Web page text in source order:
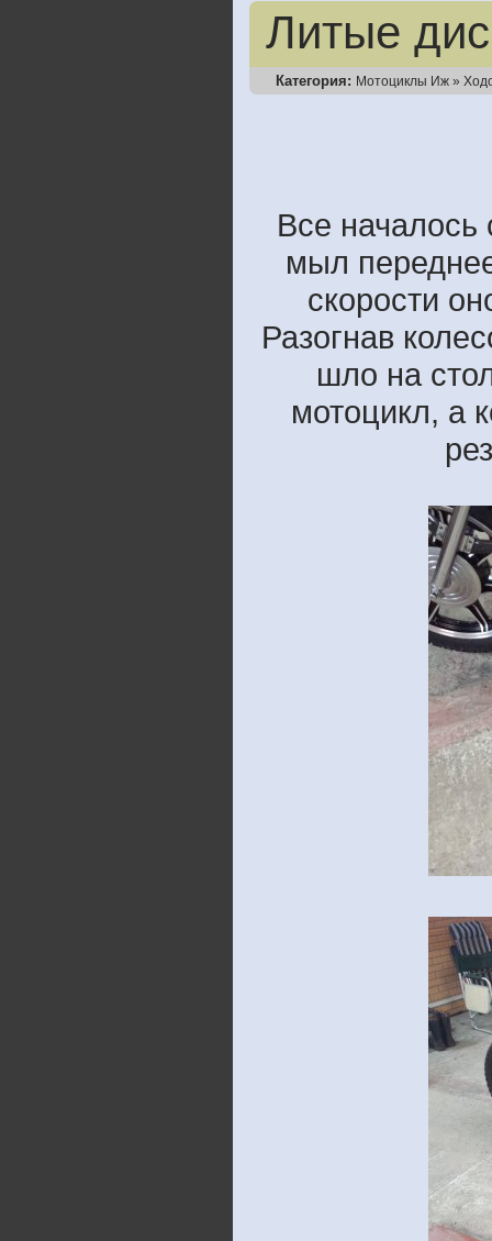
Литые
Категория: Мотоциклы Иж »
Все началось
мыл
скорости
Разогнав
шло на
мотоцикл, а